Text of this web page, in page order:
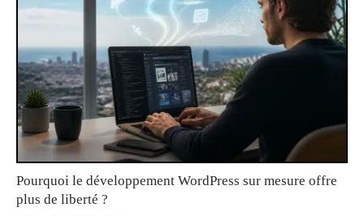
Pourquoi le développement WordPress sur mesure offre
plus de liberté ?